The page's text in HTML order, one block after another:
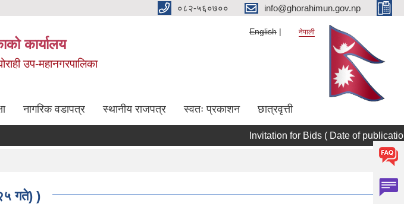
०८२-५६०७०० info@ghorahimun.gov.np
कार्यालय
उप-महानगरपालिका
English नेपाली
नागरिक वडापत्र स्थानीय राजपत्र स्वतः प्रकाशन छात्रवृत्ती
Invitation for Bids ( Date of publication
गते) )